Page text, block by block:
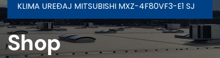
KLIMA UREĐAJ MITSUBISHI MXZ-4F80VF3-E1 SJ
Shop